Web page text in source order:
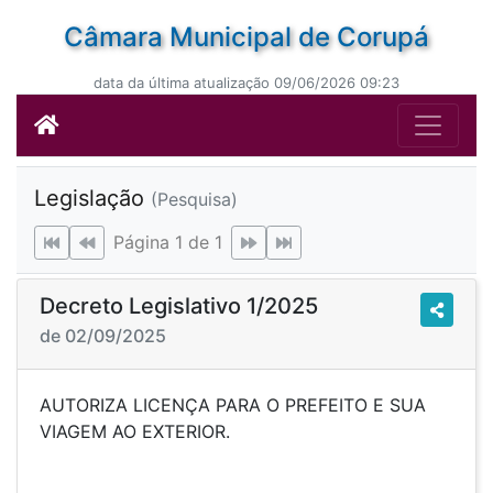
Câmara Municipal de Corupá
data da última atualização 09/06/2026 09:23
Legislação (Pesquisa)
Página 1 de 1
Decreto Legislativo 1/2025
de 02/09/2025
AUTORIZA LICENÇA PARA O PREFEITO E SUA
VIAGEM AO EXTERIOR.